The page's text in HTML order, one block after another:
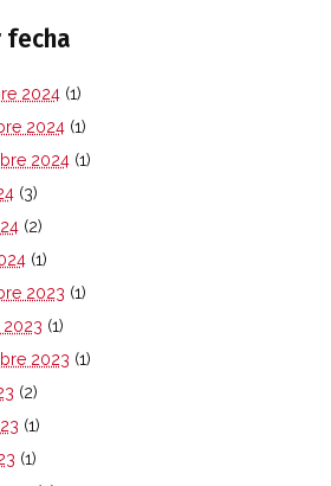
fecha
2024(1)
2024(1)
2024(1)
(3)
(2)
(1)
2023 (1)
(1)
2023 (1)
(2)
(1)
(1)